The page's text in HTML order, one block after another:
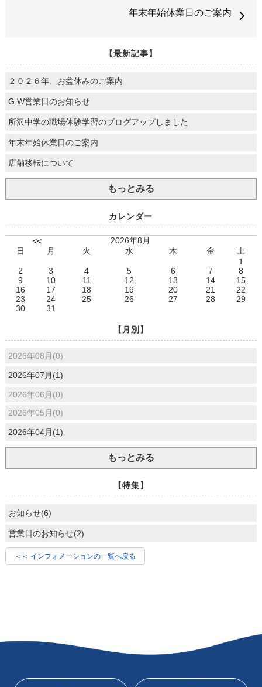
年末年始休業日のご案内
【最新記事】
２０２６年、お盆休みのご案内
G.W営業日のお知らせ
所沢中学の職場体験学習のブログアップしました
年末年始休業日のご案内
店舗移転について
もっとみる
カレンダー
<<
2026年8月
日
月 火 水 木 金
土
1
2
3 4 5 6 7
8
9
10 11 12 13 14
15
16
17 18 19 20 21
22
23
24 25 26 27 28
29
30
31
【月別】
2026年08月(0)
2026年07月(1)
2026年06月(0)
2026年05月(0)
2026年04月(1)
もっとみる
【特集】
お知らせ(6)
営業日のお知らせ(2)
＜＜ インフォメーションの一覧へ戻る